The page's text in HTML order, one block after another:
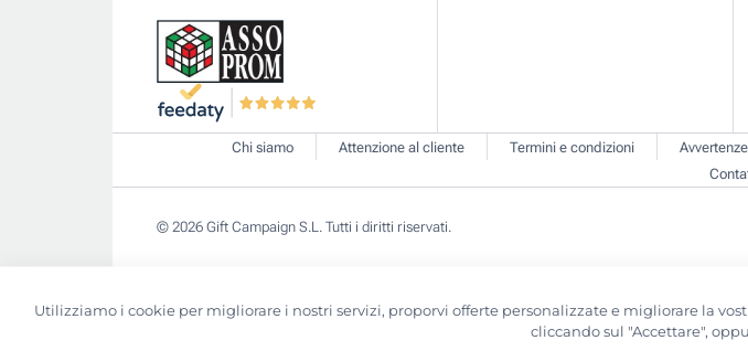
Chi siamo Attenzione al cliente Termini e condizioni
© 2026 Gift Campaign S.L. Tutti i diritti riservati.
Utilizziamo i cookie per migliorare i nostri servizi, proporvi offerte personalizzate e migliorare la
cliccando sul "Accettare",